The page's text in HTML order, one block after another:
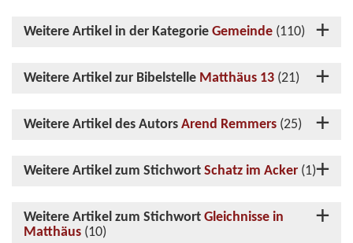
Weitere Artikel in der Kategorie Gemeinde (110)
Weitere Artikel zur Bibelstelle Matthäus 13 (21)
Weitere Artikel des Autors Arend Remmers (25)
Weitere Artikel zum Stichwort Schatz im Acker (1)
Weitere Artikel zum Stichwort Gleichnisse in
Matthäus (10)